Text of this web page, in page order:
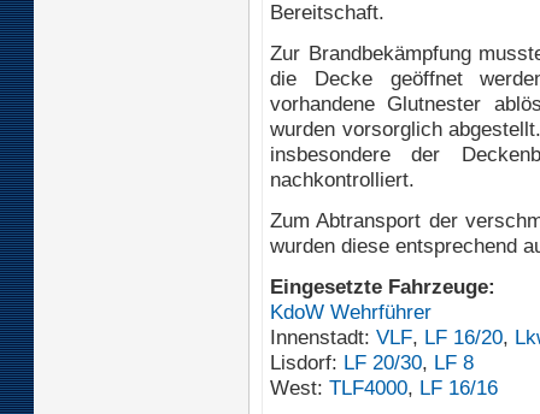
Bereitschaft.
Zur Brandbekämpfung
die Decke geöffnet
vorhandene Glutnester
wurden vorsorglich
insbesondere der
nachkontrolliert.
Zum Abtransport der
wurden diese entsprechend
Eingesetzte Fahrzeuge:
KdoW Wehrführer
Innenstadt: VLF, LF 16/20,
Lisdorf: LF 20/30, LF 8
West: TLF4000, LF 16/16